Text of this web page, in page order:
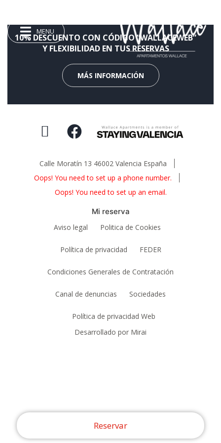
Reservar
10% DESCUENTO CON CÓDIGO “WALLACEWEB”
Y FLEXIBILIDAD EN TUS RESERVAS
MÁS INFORMACIÓN
Calle Moratín 13 46002 Valencia España
Oops! You need to set up a phone number.
Oops! You need to set up an email.
Mi reserva
Aviso legal
Politica de Cookies
Política de privacidad FEDER
Condiciones Generales de Contratación
Canal de denuncias Sociedades
Política de privacidad Web
Desarrollado por Mirai